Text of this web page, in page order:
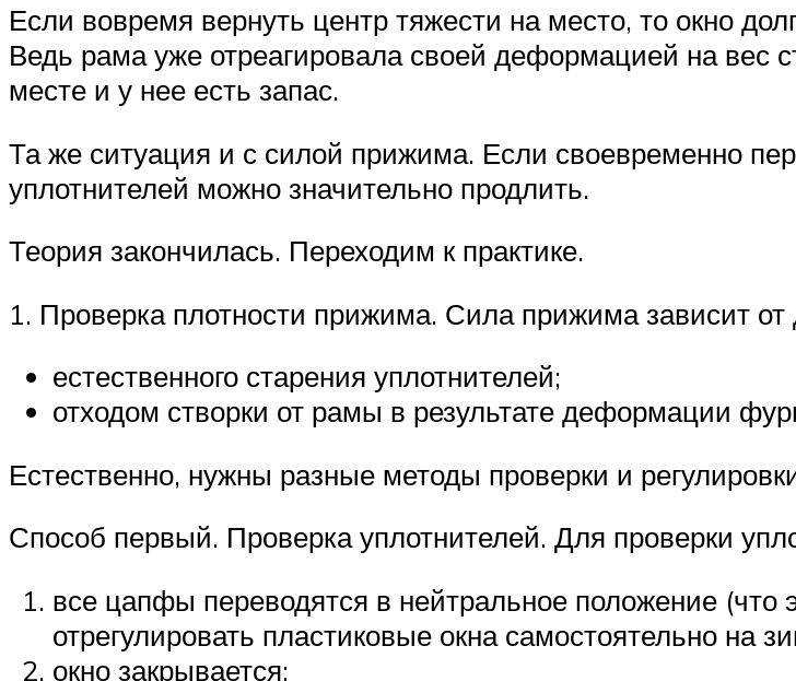
Если вовремя вернуть центр тяжести на место, то окно
Ведь рама уже отреагировала своей деформацией на вес
месте и у нее есть запас.
Та же ситуация и с силой прижима. Если своевременно
уплотнителей можно значительно продлить.
Теория закончилась. Переходим к практике.
1. Проверка плотности прижима. Сила прижима зависит от
естественного старения уплотнителей;
отходом створки от рамы в результате деформации
Естественно, нужны разные методы проверки и
Способ первый. Проверка уплотнителей. Для проверки
все цапфы переводятся в нейтральное положение (что
отрегулировать пластиковые окна самостоятельно на
окно закрывается;